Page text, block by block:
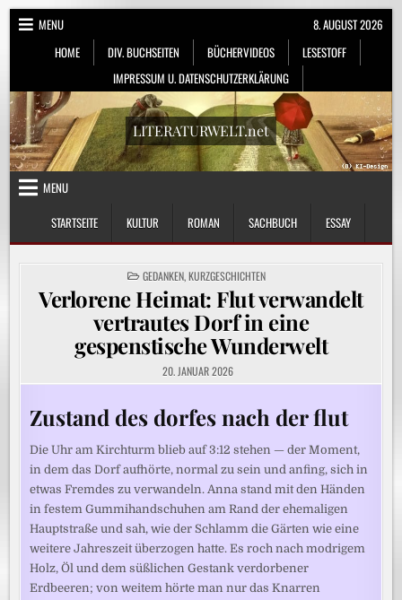
Skip
MENU
HOME
DIV. BUCHSEITEN BÜCHERVIDEOS
LESESTOFF
IMPRESSUM U. DATENSCHUTZERKLÄRUNG
8. AUGUST 2026
LITERATURWELT.net
MENU
STARTSEITE
KULTUR ROMAN SACHBUCH ESSAY
POSTED
IN
GEDANKEN,KURZGESCHICHTEN
Verlorene Heimat: Flut verwandelt
vertrautes Dorf in eine
gespenstische Wunderwelt
20. JANUAR 2026
Zustand des dorfes nach der flut
Die Uhr am Kirchturm blieb auf 3:12 stehen — der Moment,
in dem das Dorf aufhörte, normal zu sein und anfing, sich in
etwas Fremdes zu verwandeln. Anna stand mit den Händen
in festem Gummihandschuhen am Rand der ehemaligen
Hauptstraße und sah, wie der Schlamm die Gärten wie eine
weitere Jahreszeit überzogen hatte. Es roch nach modrigem
Holz, Öl und dem süßlichen Gestank verdorbener
Erdbeeren; von weitem hörte man nur das Knarren